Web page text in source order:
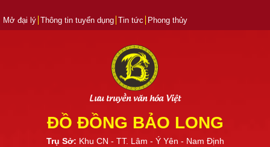
Mở đại lý Thông tin tuyển dụng Tin tức Phong thủy
Lưu truyền văn hóa Việt
ĐỒ ĐỒNG BẢO LONG
Trụ Sở: Khu CN - TT. Lâm - Ý Yên - Nam Định